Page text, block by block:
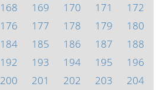
168 169 170 171
172
176 177 178 179
180
184 185 186 187
188
192 193 194 195
196
200 201 202 203
204